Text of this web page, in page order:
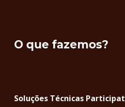
O que fazemos?
Soluções Técnicas